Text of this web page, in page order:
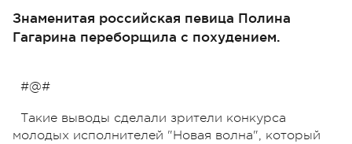
Знаменитая российская певица Полина
Гагарина переборщила с похудением.
#@#
Такие выводы сделали зрители конкурса
молодых исполнителей "Новая волна", который